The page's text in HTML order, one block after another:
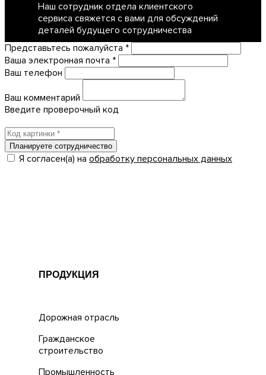
Наш сотрудник отдела клиентского
сервиса свяжется с вами для обсуждений
деталей будущего сотрудничества
Представьтесь пожалуйста *
Ваша электронная почта *
Ваш телефон
Ваш комментарий
Введите проверочный код
Планируете сотрудничество
Я согласен(а) на обработку персональных данных
ПРОДУКЦИЯ
Дорожная отрасль
Гражданское
строительство
Промышленность